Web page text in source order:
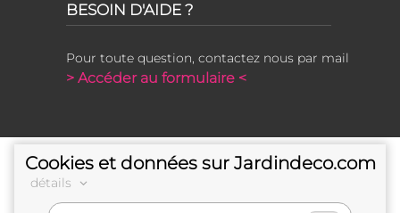
BESOIN D'AIDE ?
Pour toute question, contactez nous par mail
> Accéder au formulaire <
Cookies et données sur Jardindeco.com
détails